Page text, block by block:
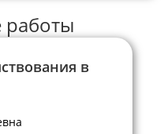
работы
в